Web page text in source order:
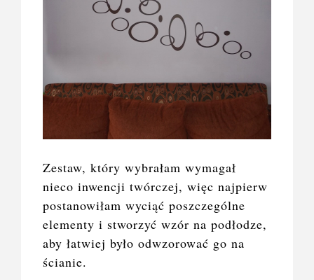
Zestaw, który wybrałam wymagał
nieco inwencji twórczej, więc najpierw
postanowiłam wyciąć poszczególne
elementy i stworzyć wzór na podłodze,
aby łatwiej było odwzorować go na
ścianie.